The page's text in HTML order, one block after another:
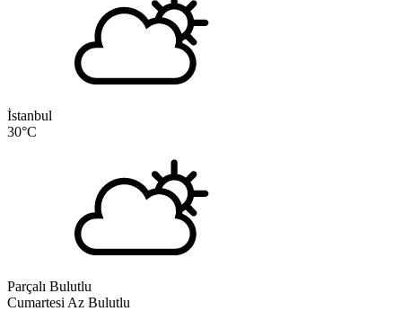
İstanbul
30°C
Parçalı Bulutlu
Cumartesi Az Bulutlu